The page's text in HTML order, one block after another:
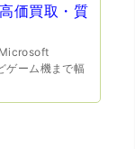
価買取・質
ゲーム機まで幅